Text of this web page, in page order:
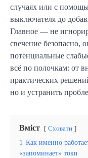
случаях или с
выключателя до
Главное — не
свечение безопасно,
потенциальные
всё по полочкам: от
практических
но и устранить
Вміст Сховати
1 Как именно
«запоминает» токn